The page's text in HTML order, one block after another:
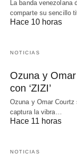
La banda venezolana
comparte su sencillo
Hace 10 horas
NOTICIAS
Ozuna y
con ‘ZIZI’
Ozuna y Omar
captura la vibra…
Hace 11 horas
NOTICIAS